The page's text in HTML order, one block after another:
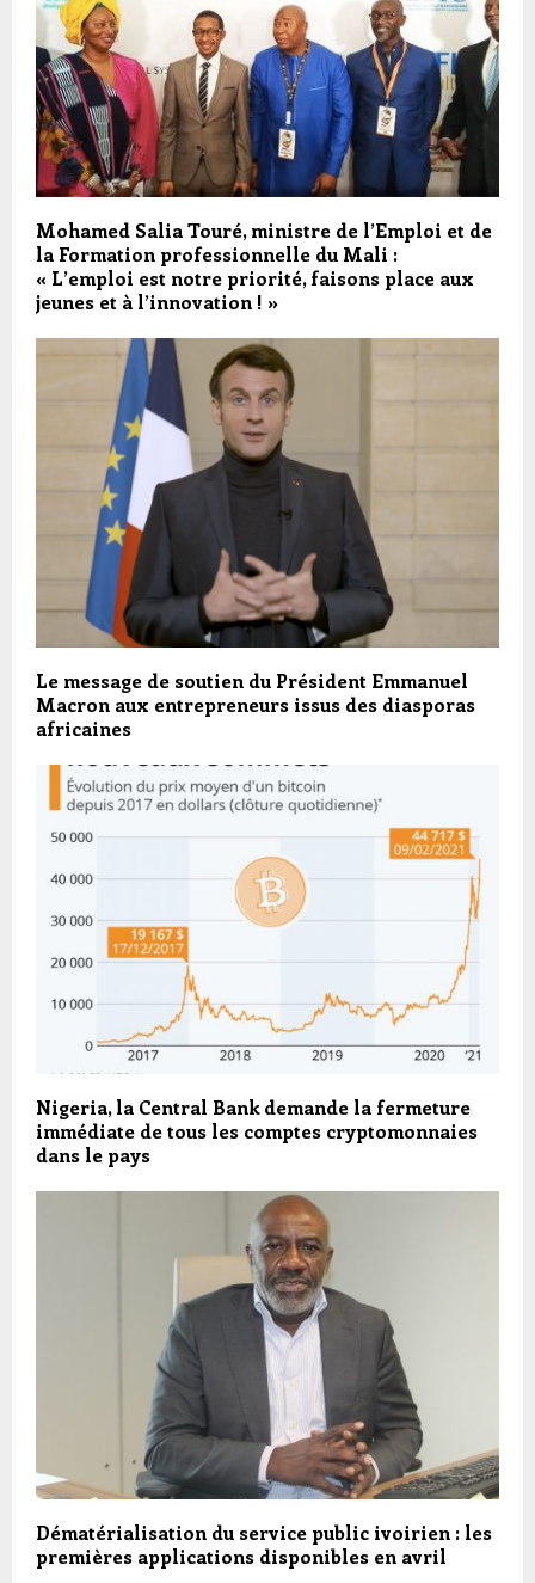
Mohamed Salia Touré, ministre de l’Emploi et de
la Formation professionnelle du Mali :
« L’emploi est notre priorité, faisons place aux
jeunes et à l’innovation ! »
Le message de soutien du Président Emmanuel
Macron aux entrepreneurs issus des diasporas
africaines
Nigeria, la Central Bank demande la fermeture
immédiate de tous les comptes cryptomonnaies
dans le pays
Dématérialisation du service public ivoirien : les
premières applications disponibles en avril